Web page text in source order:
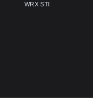
WRX STI